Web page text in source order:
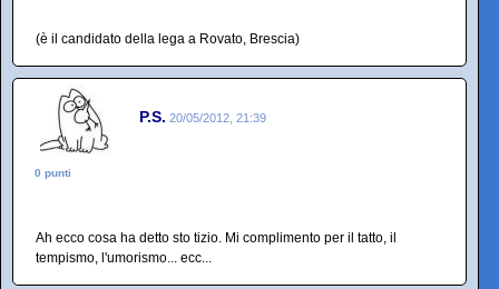
(è il candidato della lega a Rovato, Brescia)
P.S. 20/05/2012, 21:39
0 punti
Ah ecco cosa ha detto sto tizio. Mi complimento per il tatto, il
tempismo, l'umorismo... ecc...